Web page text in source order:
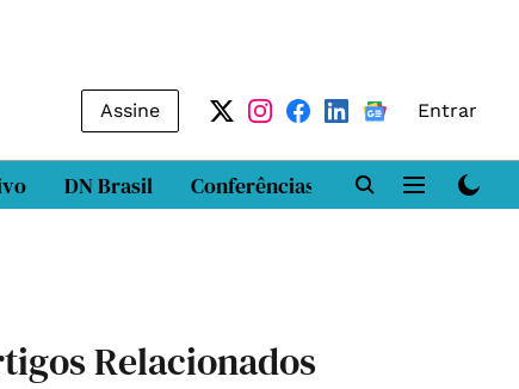
Assine Entrar
DN Brasil Conferências DN LAB
Relacionados